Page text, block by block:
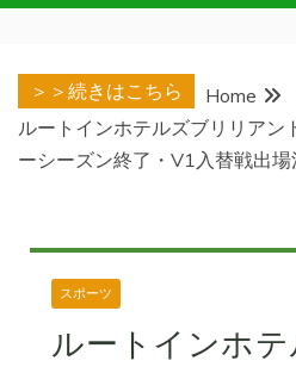
＞＞続きはこちら Home
ルートインホテルズブリリア
ーシーズン終了・V1入替戦出場
スポーツ
ルートインホテ